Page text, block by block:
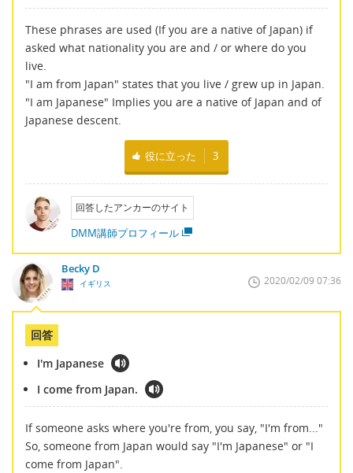
These phrases are used (If you are a native of Japan) if
asked what nationality you are and / or where do you
live.
"I am from Japan" states that you live / grew up in Japan.
"I am Japanese" Implies you are a native of Japan and of
Japanese descent.
役に立った 3
回答したアンカーのサイト
DMM講師プロフィール
Becky D
イギリス 2020/02/09 07:36
回答
I'm Japanese
I come from Japan.
If someone asks where you're from, you say, "I'm from..."
So, someone from Japan would say "I'm Japanese" or "I
come from Japan".